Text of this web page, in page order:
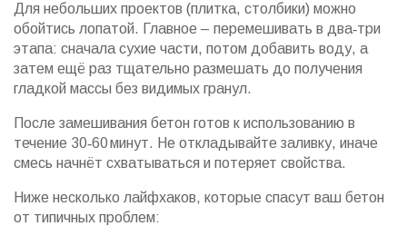
Для небольших проектов (плитка, столбики) можно
обойтись лопатой. Главное – перемешивать в два‑три
этапа: сначала сухие части, потом добавить воду, а
затем ещё раз тщательно размешать до получения
гладкой массы без видимых гранул.
После замешивания бетон готов к использованию в
течение 30‑60 минут. Не откладывайте заливку, иначе
смесь начнёт схватываться и потеряет свойства.
Ниже несколько лайфхаков, которые спасут ваш бетон
от типичных проблем: